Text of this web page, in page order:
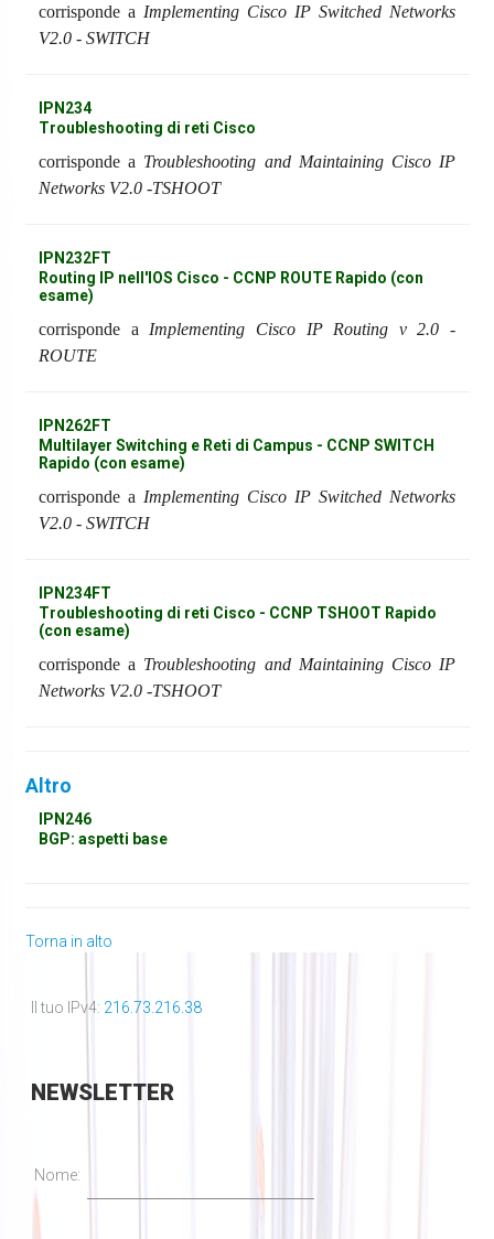
corrisponde a Implementing Cisco IP Switched Networks
V2.0 - SWITCH
IPN234
Troubleshooting di reti Cisco
corrisponde a Troubleshooting and Maintaining Cisco IP
Networks V2.0 -TSHOOT
IPN232FT
Routing IP nell'IOS Cisco - CCNP ROUTE Rapido (con
esame)
corrisponde a Implementing Cisco IP Routing v 2.0 -
ROUTE
IPN262FT
Multilayer Switching e Reti di Campus - CCNP SWITCH
Rapido (con esame)
corrisponde a Implementing Cisco IP Switched Networks
V2.0 - SWITCH
IPN234FT
Troubleshooting di reti Cisco - CCNP TSHOOT Rapido
(con esame)
corrisponde a Troubleshooting and Maintaining Cisco IP
Networks V2.0 -TSHOOT
Altro
IPN246
BGP: aspetti base
Torna in alto
Il tuo IPv4: 216.73.216.38
NEWSLETTER
Nome: